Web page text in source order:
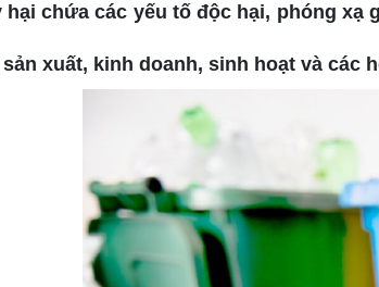
hại chứa các yếu tố độc hại, phóng
xuất, kinh doanh, sinh hoạt và các